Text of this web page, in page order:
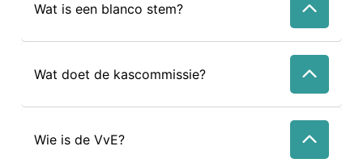
Wat is een blanco stem?
Wat doet de kascommissie?
Wie is de VvE?